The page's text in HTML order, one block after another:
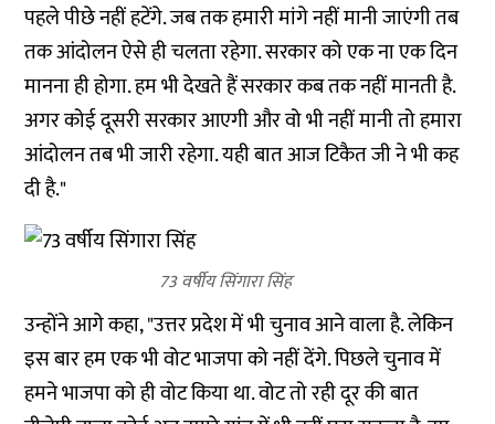
पहले पीछे नहीं हटेंगे. जब तक हमारी मांगे नहीं मानी जाएंगी तब
तक आंदोलन ऐसे ही चलता रहेगा. सरकार को एक ना एक दिन
मानना ही होगा. हम भी देखते हैं सरकार कब तक नहीं मानती है.
अगर कोई दूसरी सरकार आएगी और वो भी नहीं मानी तो हमारा
आंदोलन तब भी जारी रहेगा. यही बात आज टिकैत जी ने भी कह
दी है."
73 वर्षीय सिंगारा सिंह
उन्होंने आगे कहा, "उत्तर प्रदेश में भी चुनाव आने वाला है. लेकिन
इस बार हम एक भी वोट भाजपा को नहीं देंगे. पिछले चुनाव में
हमने भाजपा को ही वोट किया था. वोट तो रही दूर की बात